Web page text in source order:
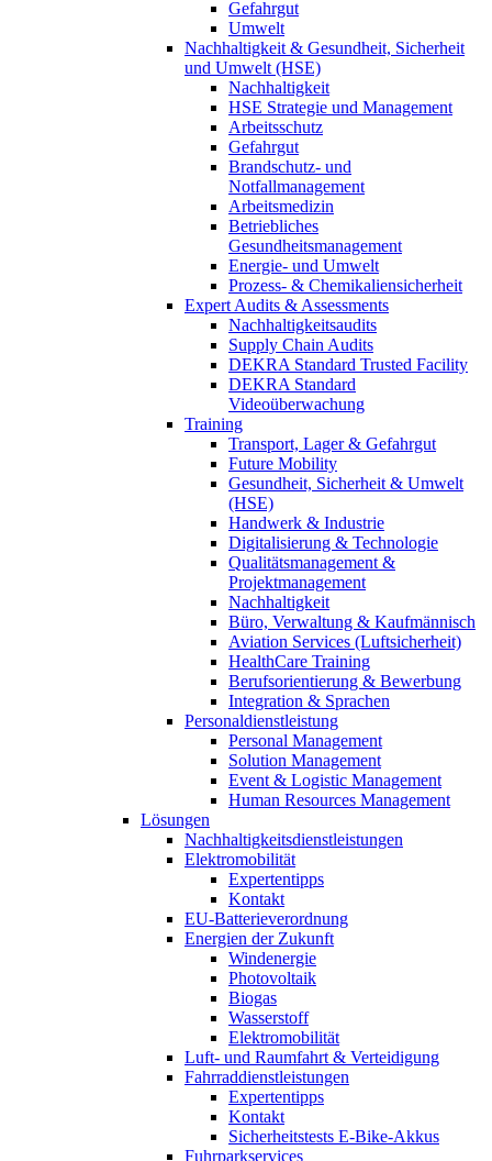
Gefahrgut
Umwelt
Nachhaltigkeit & Gesundheit, Sicherheit
und Umwelt (HSE)
Nachhaltigkeit
HSE Strategie und Management
Arbeitsschutz
Gefahrgut
Brandschutz- und
Notfallmanagement
Arbeitsmedizin
Betriebliches
Gesundheitsmanagement
Energie- und Umwelt
Prozess- & Chemikaliensicherheit
Expert Audits & Assessments
Nachhaltigkeitsaudits
Supply Chain Audits
DEKRA Standard Trusted Facility
DEKRA Standard
Videoüberwachung
Training
Transport, Lager & Gefahrgut
Future Mobility
Gesundheit, Sicherheit & Umwelt
(HSE)
Handwerk & Industrie
Digitalisierung & Technologie
Qualitätsmanagement &
Projektmanagement
Nachhaltigkeit
Büro, Verwaltung & Kaufmännisch
Aviation Services (Luftsicherheit)
HealthCare Training
Berufsorientierung & Bewerbung
Integration & Sprachen
Personaldienstleistung
Personal Management
Solution Management
Event & Logistic Management
Human Resources Management
Lösungen
Nachhaltigkeitsdienstleistungen
Elektromobilität
Expertentipps
Kontakt
EU-Batterieverordnung
Energien der Zukunft
Windenergie
Photovoltaik
Biogas
Wasserstoff
Elektromobilität
Luft- und Raumfahrt & Verteidigung
Fahrraddienstleistungen
Expertentipps
Kontakt
Sicherheitstests E-Bike-Akkus
Fuhrparkservices